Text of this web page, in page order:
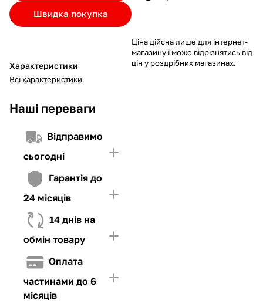
Швидка покупка
Характеристики
Всі характеристики
Наші переваги
Відправимо
сьогодні
Гарантія до
24 місяців
14 днів на
обмін товару
Оплата
частинами до 6
місяців
Якщо ліміт нижчий за вартість товару, невистачаючу суму
потрібно внести Першим внеском
4. Мати достатньо коштів для внесення першої частини платежу
та Першого внеску (у разі потреби)
Ціна дійсна лише для інтернет-
магазину і може відрізнятись від
цін у роздрібних магазинах.